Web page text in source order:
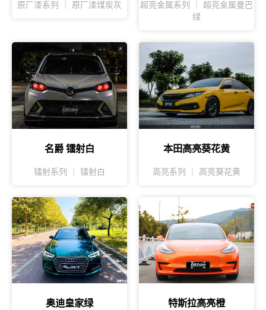
原厂漆系列 ｜ 原厂漆煤炭灰
超亮金属系列 ｜ 超亮金属曼巴
绿
名爵 镭射白
镭射系列 ｜ 镭射白
本田高亮葵花黄
高亮系列 ｜ 高亮葵花黄
奥迪皇家绿 特斯拉高亮橙